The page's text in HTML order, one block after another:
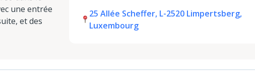
une entrée
et des
25 Allée Scheffer, L-2520 Limpertsberg,
Luxembourg